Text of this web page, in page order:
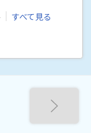
すべて見る